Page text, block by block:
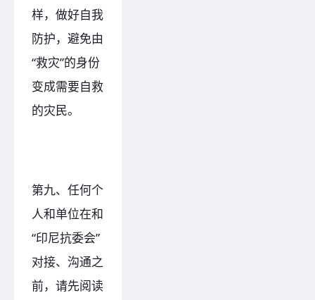
样，做好自我
防护，避免由
“救灾”的身份
变成需要自救
的灾民。
第九、任何个
人和单位在和
“印尼抗委会”
对接、沟通之
前，请先阅读